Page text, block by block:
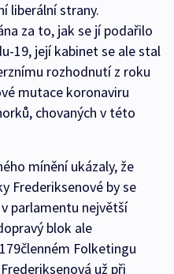
liberální strany.
za to, jak se jí podařilo
19, její kabinet se ale stal
rozhodnutí z roku
mutace koronaviru
chovaných v této
mínění ukázaly, že
Frederiksenové by se
parlamentu největší
blok ale
Folketingu
už při